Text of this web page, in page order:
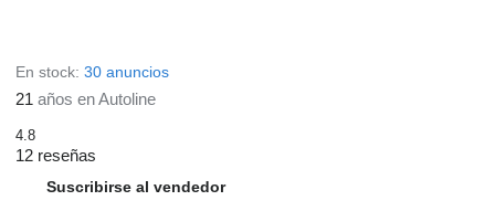
En stock: 30 anuncios
21 años en Autoline
4.8
12 reseñas
Suscribirse al vendedor